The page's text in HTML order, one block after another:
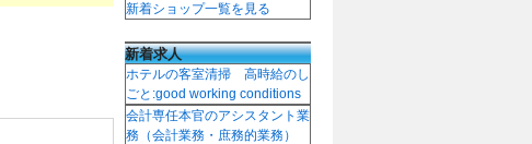
新着ショップ一覧を見る
新着求人
ホテルの客室清掃 高時給のし
ごと:good working conditions
会計専任本官のアシスタント業
務（会計業務・庶務的業務）